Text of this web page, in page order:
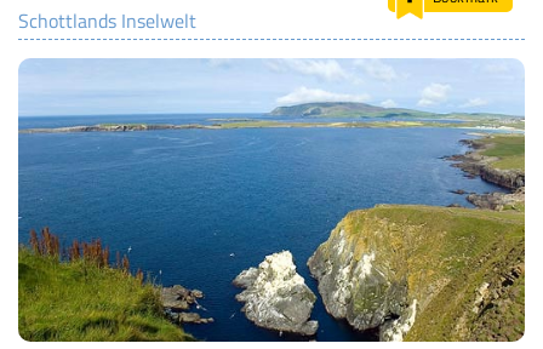
LERNCENTER
ENGLISCH
ENGLAND ZUHAUSE
BRITISH SHOP
Schottlands Inselwelt